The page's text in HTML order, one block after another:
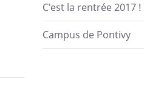
C'est la rentrée 2017 !
Campus de Pontivy